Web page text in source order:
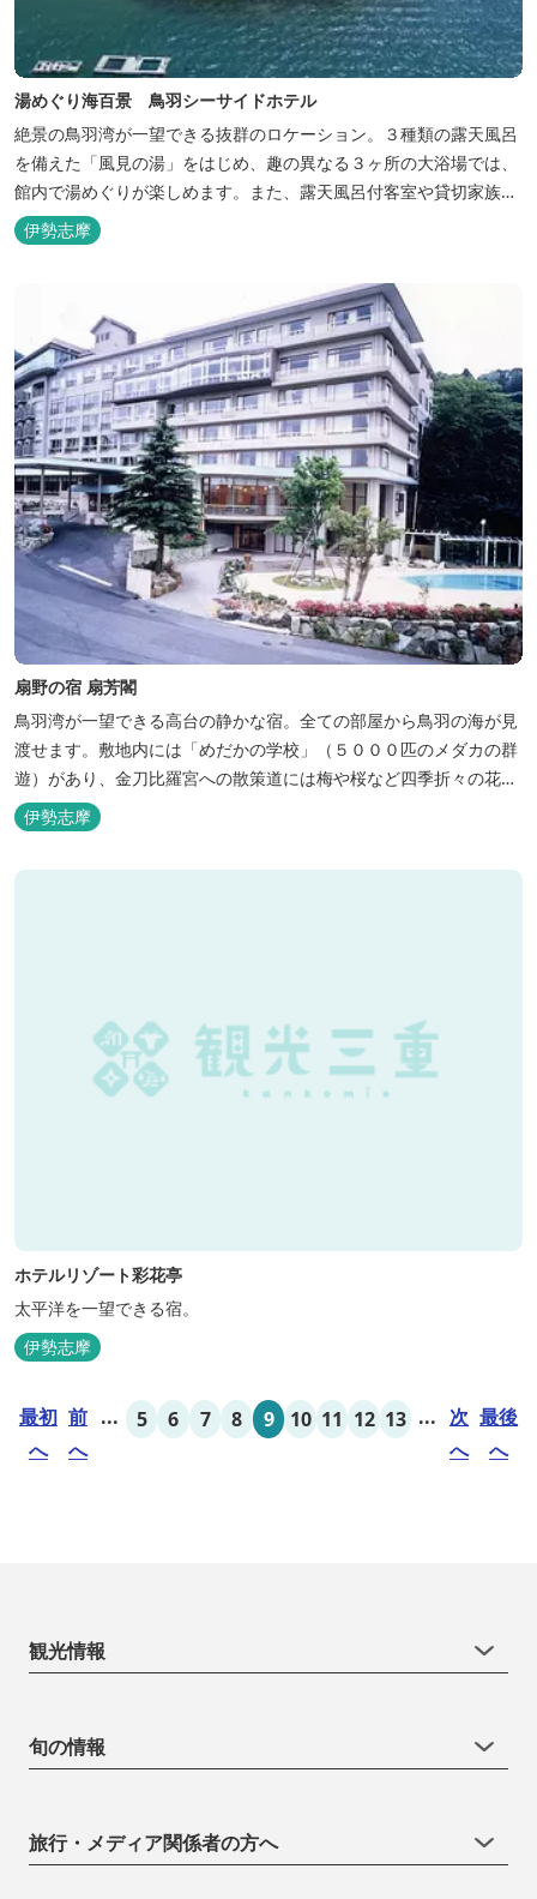
湯めぐり海百景 鳥羽シーサイドホテル
絶景の鳥羽湾が一望できる抜群のロケーション。３種類の露天風呂
を備えた「風見の湯」をはじめ、趣の異なる３ヶ所の大浴場では、
館内で湯めぐりが楽しめます。また、露天風呂付客室や貸切家族風
呂（有料）、足湯に湯上がり処などもございますので、湯浴みの一
日をお過ごしいただけます。 お料理についても、「詩季バイキン
グ」はオープンキッチンで出来立て料理を舌だけではなく目や耳で
伊勢志摩
扇野の宿 扇芳閣
鳥羽湾が一望できる高台の静かな宿。全ての部屋から鳥羽の海が見
渡せます。敷地内には「めだかの学校」（５０００匹のメダカの群
遊）があり、金刀比羅宮への散策道には梅や桜など四季折々の花が
咲き誇り、ここ扇野ならではの懐かしい風景と感動に出会うことが
出来ます。 扇野温泉”初蕾の湯”では、水琴窟の音に耳をすませてみ
てください。ユニバーサルルーム、露天風呂付客室もあります。
伊勢志摩
ホテルリゾート彩花亭
太平洋を一望できる宿。
伊勢志摩
最初
へ
前
へ
... 5 6 7 8 9 10 11 12 13 ... 次
へ
最後
へ
観光情報
旬の情報
旅行・メディア関係者の方へ